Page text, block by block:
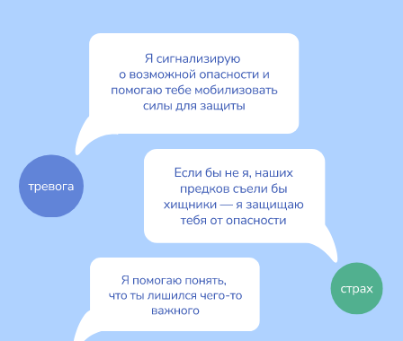
Психолог не может
проблемы за
но он может помочь
себе.
работе с психологом